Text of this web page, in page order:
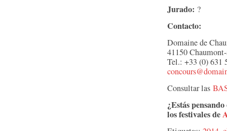
Jurado: ?
Contacto:
Domaine de
41150
Tel.: +33 (0) 631
Consultar las
¿Estás
los festivales de